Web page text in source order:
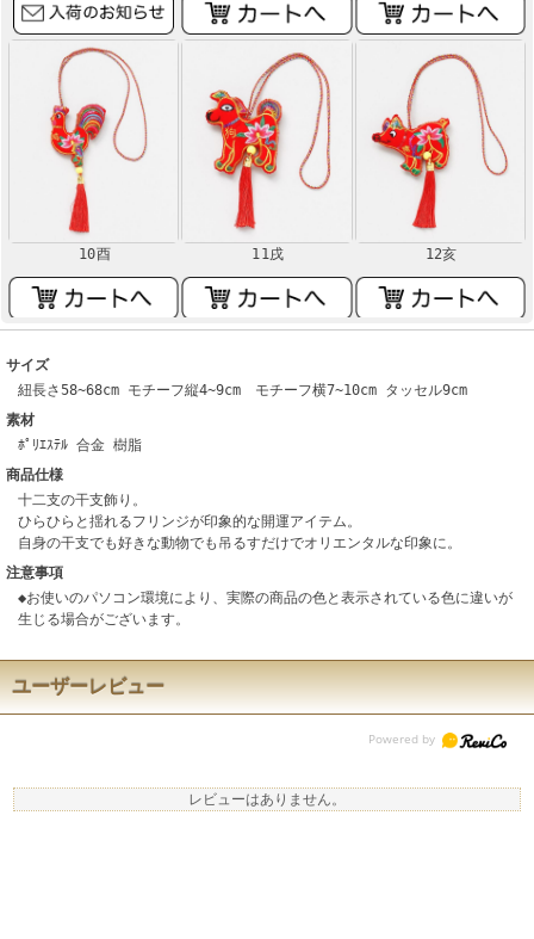
10酉 11戌 12亥
サイズ
紐長さ58~68cm モチーフ縦4~9cm モチーフ横7~10cm タッセル9cm
素材
ﾎﾟﾘｴｽﾃﾙ 合金 樹脂
商品仕様
十二支の干支飾り。
ひらひらと揺れるフリンジが印象的な開運アイテム。
自身の干支でも好きな動物でも吊るすだけでオリエンタルな印象に。
注意事項
◆お使いのパソコン環境により、実際の商品の色と表示されている色に違いが
生じる場合がございます。
ユーザーレビュー
レビューはありません。